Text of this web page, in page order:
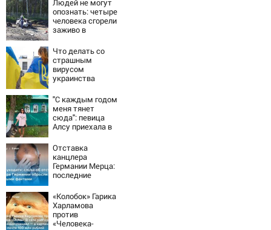
Людей не могут
опознать: четыре
человека сгорели
заживо в
трассе
07/08/2026 –
Новости
Что делать со
страшным
вирусом
украинства
"С каждым годом
меня тянет
сюда": певица
Алсу приехала в
деревню, где
прошло ее
детство
07/08/2026 –
Новости
Отставка
канцлера
Германии Мерца:
последние
августа 2026 и
прогнозы
«Колобок» Гарика
Харламова
против
«Человека-